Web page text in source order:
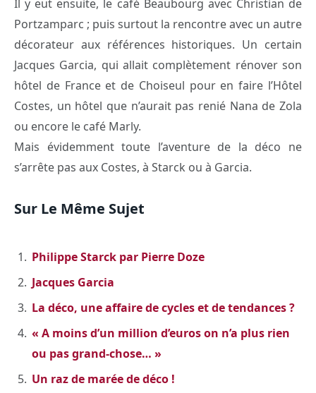
Il y eut ensuite, le café Beaubourg avec Christian de
Portzamparc ; puis surtout la rencontre avec un autre
décorateur aux références historiques. Un certain
Jacques Garcia, qui allait complètement rénover son
hôtel de France et de Choiseul pour en faire l’Hôtel
Costes, un hôtel que n’aurait pas renié Nana de Zola
ou encore le café Marly.
Mais évidemment toute l’aventure de la déco ne
s’arrête pas aux Costes, à Starck ou à Garcia.
Sur Le Même Sujet
Philippe Starck par Pierre Doze
Jacques Garcia
La déco, une affaire de cycles et de tendances ?
« A moins d’un million d’euros on n’a plus rien
ou pas grand-chose… »
Un raz de marée de déco !